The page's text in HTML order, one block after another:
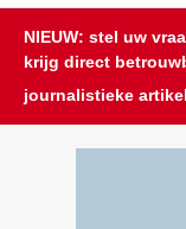
NIEUW: stel uw
krijg direct
journalistieke